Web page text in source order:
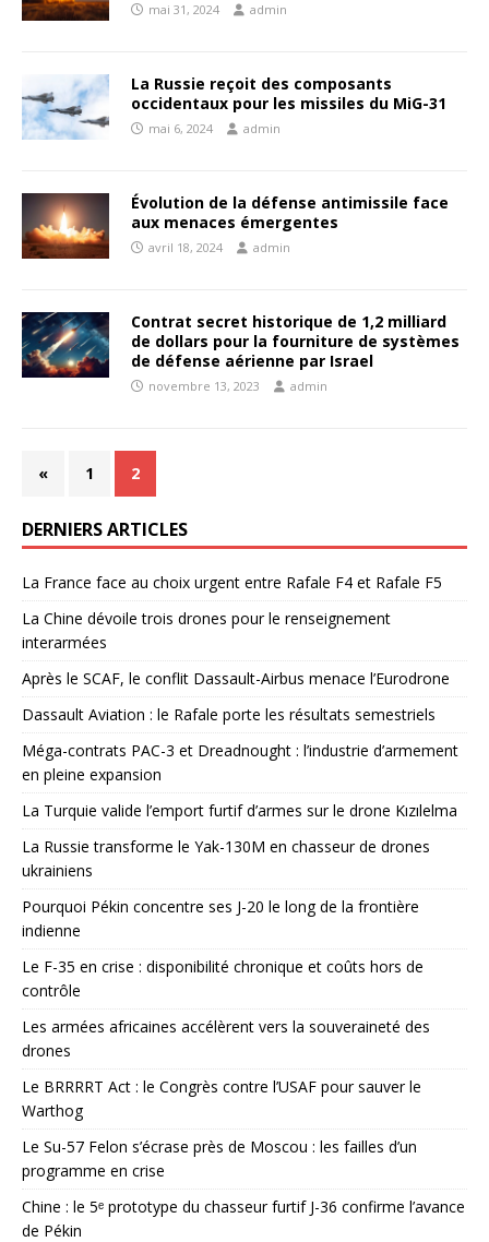
mai 31, 2024 admin
La Russie reçoit des composants
occidentaux pour les missiles du MiG-31
mai 6, 2024 admin
Évolution de la défense antimissile face
aux menaces émergentes
avril 18, 2024 admin
Contrat secret historique de 1,2 milliard
de dollars pour la fourniture de systèmes
de défense aérienne par Israel
novembre 13, 2023 admin
« 1 2
DERNIERS ARTICLES
La France face au choix urgent entre Rafale F4 et Rafale F5
La Chine dévoile trois drones pour le renseignement
interarmées
Après le SCAF, le conflit Dassault-Airbus menace l’Eurodrone
Dassault Aviation : le Rafale porte les résultats semestriels
Méga-contrats PAC-3 et Dreadnought : l’industrie d’armement
en pleine expansion
La Turquie valide l’emport furtif d’armes sur le drone Kızılelma
La Russie transforme le Yak-130M en chasseur de drones
ukrainiens
Pourquoi Pékin concentre ses J-20 le long de la frontière
indienne
Le F-35 en crise : disponibilité chronique et coûts hors de
contrôle
Les armées africaines accélèrent vers la souveraineté des
drones
Le BRRRRT Act : le Congrès contre l’USAF pour sauver le
Warthog
Le Su-57 Felon s’écrase près de Moscou : les failles d’un
programme en crise
Chine : le 5ᵉ prototype du chasseur furtif J-36 confirme l’avance
de Pékin